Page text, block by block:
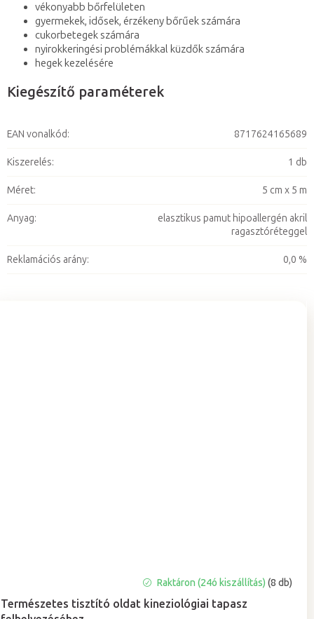
Természetes tisztító oldat kineziológiai tapasz
termék
átlagos
Raktáron (24ó kiszállítás)(8 db)
vékonyabb bőrfelületen
gyermekek, idősek, érzékeny bőrűek számára
cukorbetegek számára
nyirokkeringési problémákkal küzdők számára
hegek kezelésére
Kiegészítő paraméterek
EAN vonalkód: 8717624165689
Kiszerelés: 1 db
Méret: 5 cm x 5 m
Anyag:
elasztikus pamut hipoallergén akril
ragasztóréteggel
Reklamációs arány: 0,0 %